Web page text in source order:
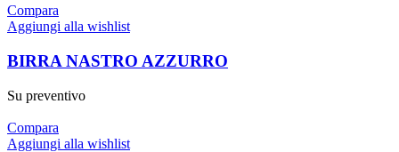
Compara
Aggiungi alla wishlist
BIRRA NASTRO AZZURRO
Su preventivo
Compara
Aggiungi alla wishlist